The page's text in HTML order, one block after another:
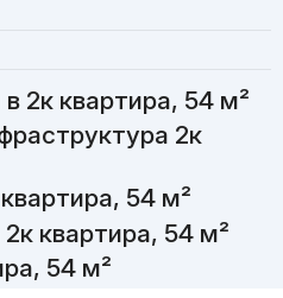
2к квартира, 54 м²
2к
54 м²
квартира, 54 м²
54 м²